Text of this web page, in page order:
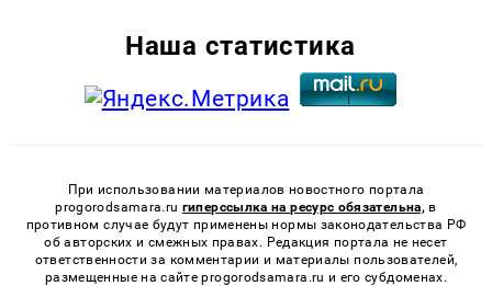
Наша статистика
При использовании материалов новостного портала
progorodsamara.ru гиперссылка на ресурс обязательна, в
противном случае будут применены нормы законодательства РФ
об авторских и смежных правах. Редакция портала не несет
ответственности за комментарии и материалы пользователей,
размещенные на сайте progorodsamara.ru и его субдоменах.